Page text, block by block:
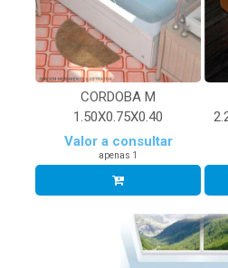
CORDOBA M
1.50X0.75X0.40
Valor a consultar
apenas 1